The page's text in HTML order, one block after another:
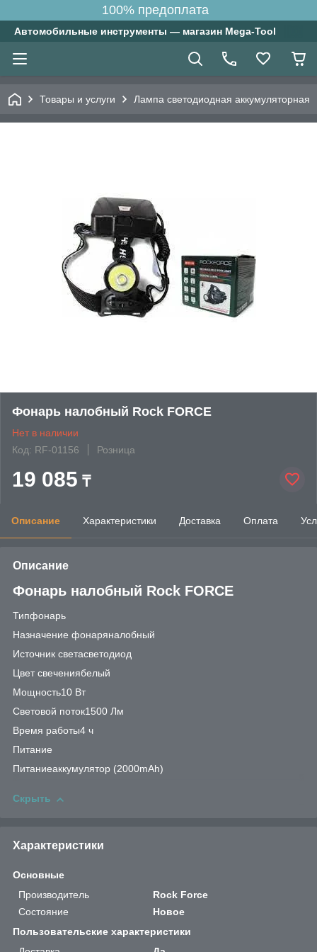
100% предоплата
Автомобильные инструменты — магазин Mega-Tool
Товары и услуги Лампа светодиодная аккумуляторная
Фонарь налобный Rock FORCE
Нет в наличии
Код: RF-01156
Розница
19 085 ₸
Описание Характеристики Доставка Оплата
Описание
Фонарь налобный Rock FORCE
Типфонарь
Назначение фонаряналобный
Источник светасветодиод
Цвет свечениябелый
Мощность10 Вт
Световой поток1500 Лм
Время работы4 ч
Питание
Питаниеаккумулятор (2000mAh)
Скрыть
Характеристики
Основные
Производитель
Rock Force
Состояние
Новое
Пользовательские характеристики